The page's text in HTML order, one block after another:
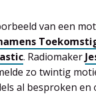
van een
. Radiomaker
zo twintig
al besproken